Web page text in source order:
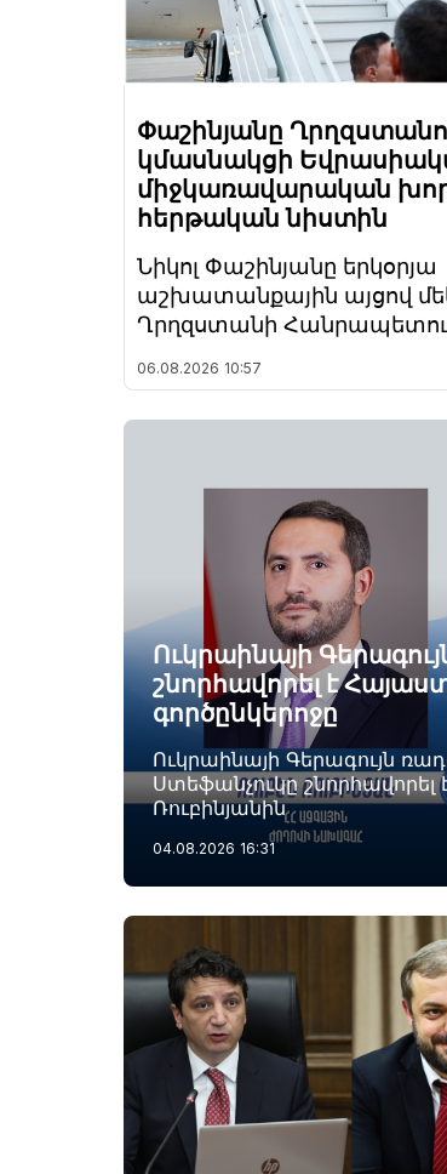
Փաշինյանը
կմասնակցի
միջկառավարական
հերթական նիստին
Նիկոլ Փաշինյանը երկօրյա
աշխատանքային այցով
Ղրղզստանի
06.08.2026 10:57
Ուկրաինայի
շնորհավորել է
գործընկերոջը
Ուկրաինայի Գերագույն
Ստեֆանչուկը
Ռուբինյանին
04.08.2026 16:31